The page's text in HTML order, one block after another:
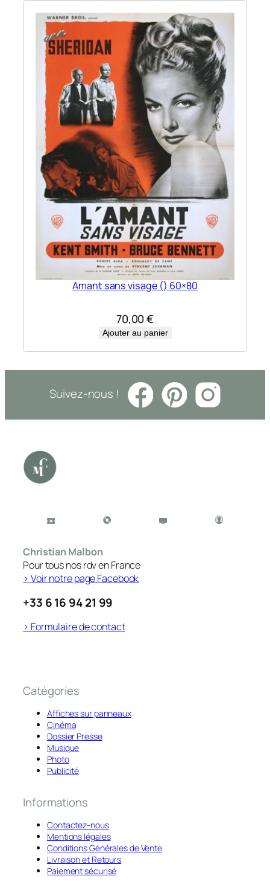
Amant sans visage () 60×80
70,00€
Ajouter au panier
Suivez-nous !
Christian Malbon
Pour tous nos rdv en France
> Voir notre page Facebook
+33 6 16 94 21 99
> Formulaire de contact
Catégories
Affiches sur panneaux
Cinéma
Dossier Presse
Musique
Photo
Publicité
Informations
Contactez-nous
Mentions légales
Conditions Générales de Vente
Livraison et Retours
Paiement sécurisé